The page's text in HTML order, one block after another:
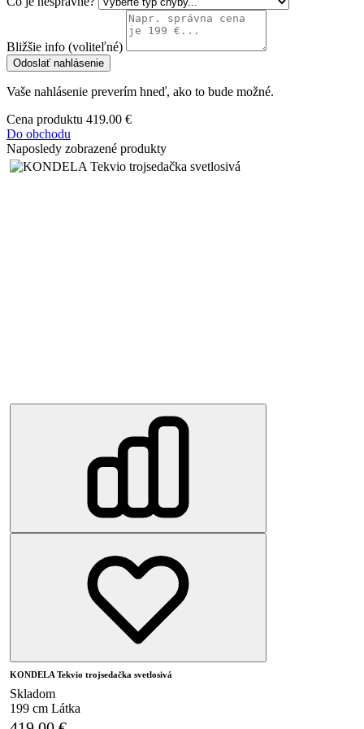
Bližšie info (voliteľné)
Odoslať nahlásenie
Vaše nahlásenie preverím hneď, ako to bude možné.
Cena produktu 419.00 €
Do obchodu
Naposledy zobrazené produkty
KONDELA Tekvio trojsedačka svetlosivá
Skladom
199 cm Látka